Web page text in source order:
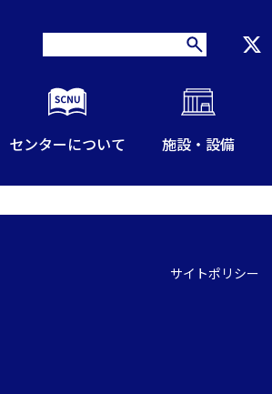
センターについて 施設・設備
サイトポリシー